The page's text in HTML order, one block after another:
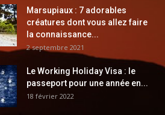
Marsupiaux : 7 adorables
créatures dont vous allez faire
la connaissance...
2 septembre 2021
Le Working Holiday Visa : le
passeport pour une année en...
18 février 2022